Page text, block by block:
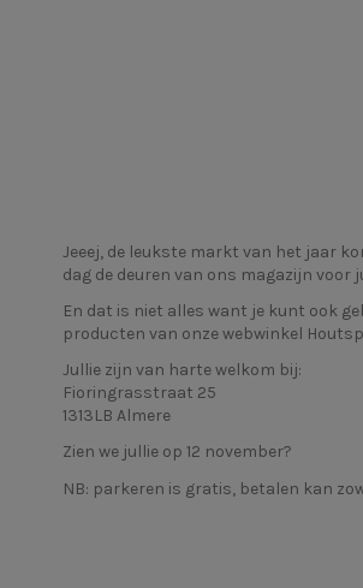
Jeeej, de leukste markt van het jaar
dag de deuren van ons magazijn
En dat is niet alles want je kunt ook
producten van onze webwinkel
Jullie zijn van harte welkom bij:
Fioringrasstraat 25
1313LB Almere
Zien we jullie op 12 november?
NB: parkeren is gratis, betalen kan